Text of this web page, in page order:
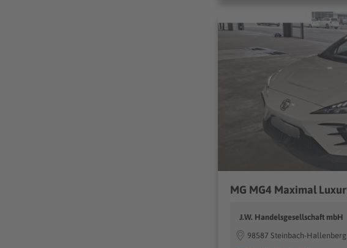
J.W. Handelsgesellschaft mbH
98587 Steinbach-Hallenberg